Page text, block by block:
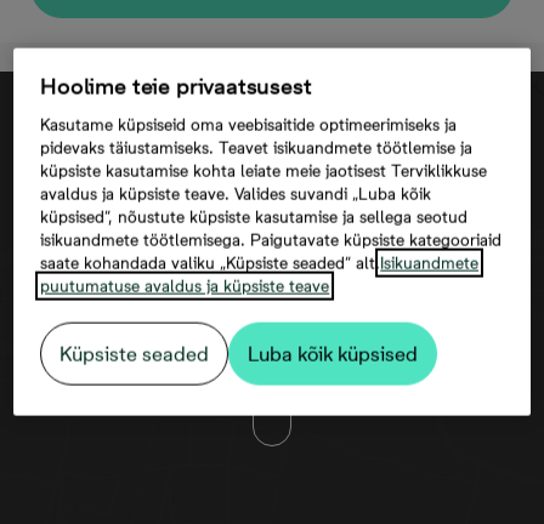
Kaardi kuvamine eeldab kolmandate
osapoolte küpsiste lubamist
Hoolime teie privaatsusest
Kasutame küpsiseid oma veebisaitide optimeerimiseks ja
pidevaks täiustamiseks. Teavet isikuandmete töötlemise ja
küpsiste kasutamise kohta leiate meie jaotisest Terviklikkuse
avaldus ja küpsiste teave. Valides suvandi „Luba kõik
küpsised“, nõustute küpsiste kasutamise ja sellega seotud
isikuandmete töötlemisega. Paigutavate küpsiste kategooriaid
saate kohandada valiku „Küpsiste seaded“ alt.Isikuandmete
puutumatuse avaldus ja küpsiste teave
Küpsiste seaded Luba kõik küpsised